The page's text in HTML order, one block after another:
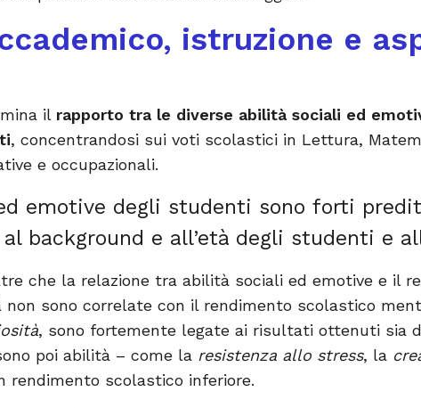
istruzione e
il rapporto tra le diverse abilità sociali ed
, concentrandosi sui voti scolastici in Lettura,
e occupazionali.
emotive degli studenti sono forti
background e all’età degli studenti e
che la relazione tra abilità sociali ed emotive e il
sono correlate con il rendimento scolastico
, sono fortemente legate ai risultati ottenuti sia
poi abilità – come la resistenza allo stress, la
rendimento scolastico inferiore.